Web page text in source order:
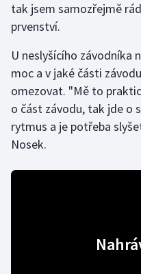
Jezdectví
Krasobruslení
Lezení
Lyže a snowboard
tak jsem samozřejmě
prvenství.
U neslyšícího závodníka
moc a v jaké části
omezovat. "Mě to
o část závodu, tak jde o
rytmus a je potřeba
Nosek.